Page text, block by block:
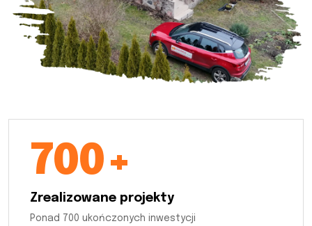
700+
Zrealizowane projekty
Ponad 700 ukończonych inwestycji